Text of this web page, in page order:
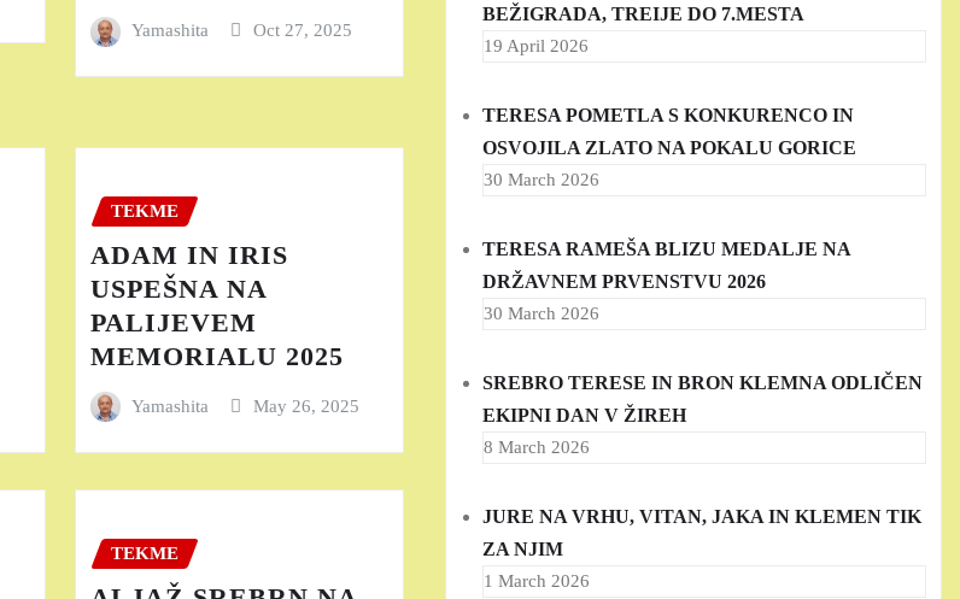
Yamashita Oct 27, 2025
TEKME
ADAM IN IRIS
USPEŠNA NA
PALIJEVEM
MEMORIALU 2025
Yamashita May 26, 2025
TEKME
BEŽIGRADA, TREIJE DO 7.MESTA
19 April 2026
TERESA POMETLA S KONKURENCO IN
OSVOJILA ZLATO NA POKALU GORICE
30 March 2026
TERESA RAMEŠA BLIZU MEDALJE NA
DRŽAVNEM PRVENSTVU 2026
30 March 2026
SREBRO TERESE IN BRON KLEMNA ODLIČEN
EKIPNI DAN V ŽIREH
8 March 2026
JURE NA VRHU, VITAN, JAKA IN KLEMEN TIK
ZA NJIM
1 March 2026